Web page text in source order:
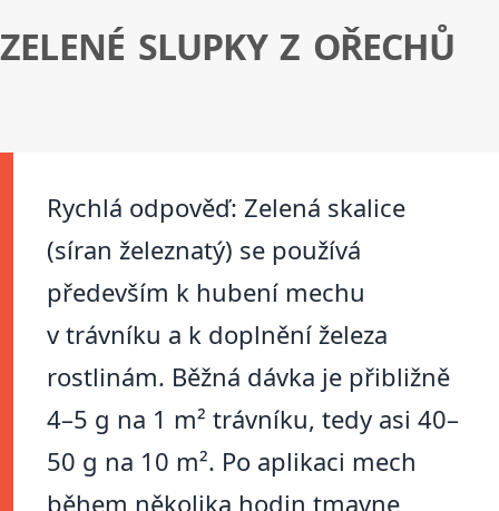
ZELENÉ SLUPKY Z OŘECHŮ
Rychlá odpověď: Zelená skalice
(síran železnatý) se používá
především k hubení mechu
v trávníku a k doplnění železa
rostlinám. Běžná dávka je přibližně
4–5 g na 1 m² trávníku, tedy asi 40–
50 g na 10 m². Po aplikaci mech
během několika hodin tmavne